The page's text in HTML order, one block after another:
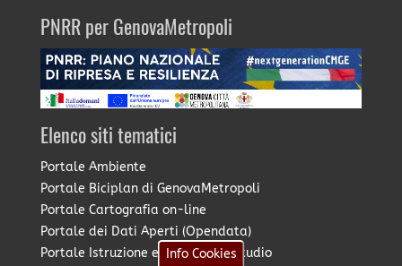
PNRR per GenovaMetropoli
Elenco siti tematici
Portale Ambiente
Portale Biciplan di GenovaMetropoli
Portale Cartografia on-line
Portale dei Dati Aperti (Opendata)
Portale Istruzione e Diritto allo Studio
Info Cookies